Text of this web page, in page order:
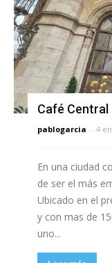
Café Central
pablogarcia - 4
En una ciudad
de ser el más
Ubicado en el
y con mas de
uno...